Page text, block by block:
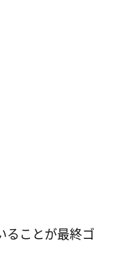
ることが最終ゴ